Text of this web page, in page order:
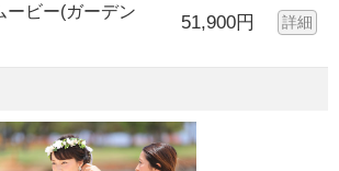
ービー(ガーデン
51,900円 詳細